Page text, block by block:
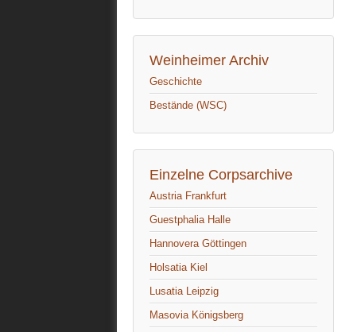
Weinheimer Archiv
Geschichte
Bestände (WSC)
Einzelne Corpsarchive
Austria Frankfurt
Guestphalia Halle
Hannovera Göttingen
Holsatia Kiel
Lusatia Leipzig
Masovia Königsberg